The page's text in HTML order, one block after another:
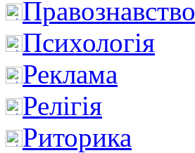
Правознавство
Психологія
Реклама
Релігія
Риторика